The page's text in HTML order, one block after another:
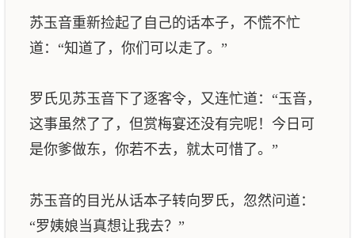
苏玉音重新捡起了自己的话本子，不慌不忙
道：“知道了，你们可以走了。”
罗氏见苏玉音下了逐客令，又连忙道：“玉音，
这事虽然了了，但赏梅宴还没有完呢！今日可
是你爹做东，你若不去，就太可惜了。”
苏玉音的目光从话本子转向罗氏，忽然问道：
“罗姨娘当真想让我去？”